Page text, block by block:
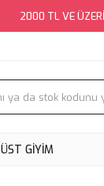
2000 TL VE
ÜST GİYİM